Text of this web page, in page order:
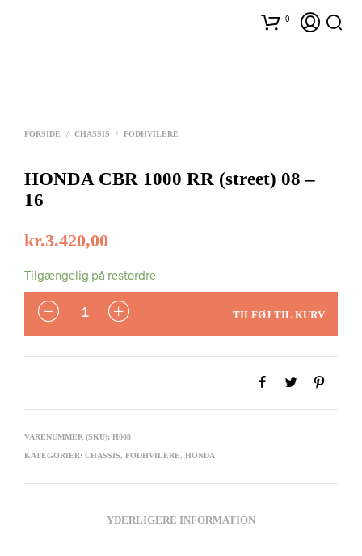
0
FORSIDE / CHASSIS / FODHVILERE
HONDA CBR 1000 RR (street) 08 –
16
kr.3.420,00
Tilgængelig på restordre
ANTAL
TILFØJ TIL KURV
VARENUMMER (SKU): H008
KATEGORIER: CHASSIS, FODHVILERE, HONDA
YDERLIGERE INFORMATION